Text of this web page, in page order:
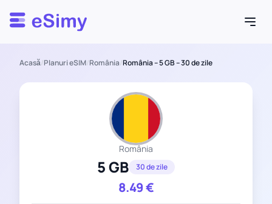
Esimy
Acasă/Planuri eSIM/România/România – 5 GB – 30 de zile
România
5 GB 30 de zile
8.49€